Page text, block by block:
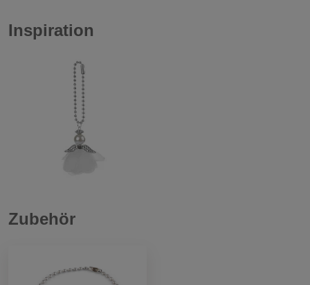
Inspiration
Zubehör